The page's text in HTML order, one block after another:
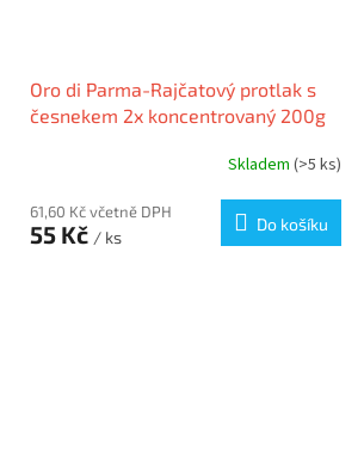
Oro di Parma-Rajčatový protlak s
česnekem 2x koncentrovaný 200g
Skladem (>5 ks)
61,60 Kč včetně DPH
55 Kč / ks
Do košíku